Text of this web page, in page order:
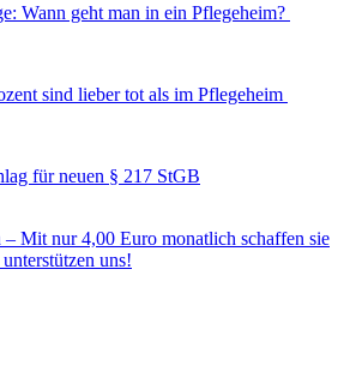
Wann geht man in ein Pflegeheim?
sind lieber tot als im Pflegeheim
für neuen § 217 StGB
Mit nur 4,00 Euro monatlich schaffen sie
uns!